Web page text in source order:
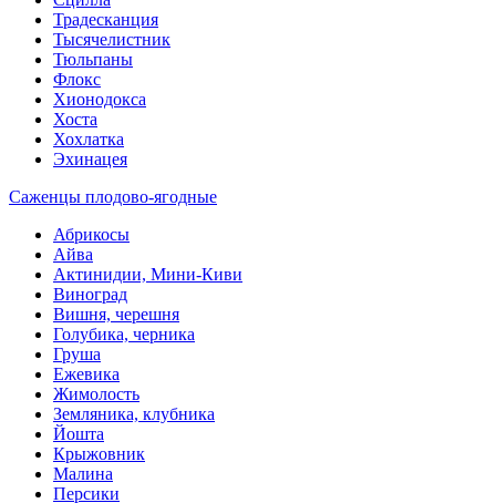
Традесканция
Тысячелистник
Тюльпаны
Флокс
Хионодокса
Хоста
Хохлатка
Эхинацея
Саженцы плодово-ягодные
Абрикосы
Айва
Актинидии, Мини-Киви
Виноград
Вишня, черешня
Голубика, черника
Груша
Ежевика
Жимолость
Земляника, клубника
Йошта
Крыжовник
Малина
Персики